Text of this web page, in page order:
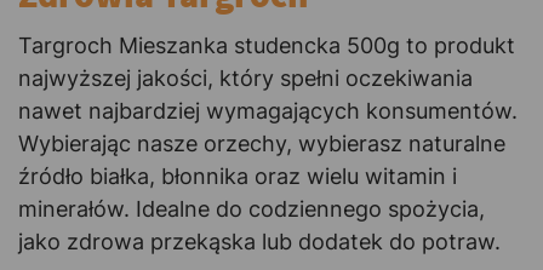
Targroch Mieszanka studencka 500g to produkt
najwyższej jakości, który spełni oczekiwania
nawet najbardziej wymagających konsumentów.
Wybierając nasze orzechy, wybierasz naturalne
źródło białka, błonnika oraz wielu witamin i
minerałów. Idealne do codziennego spożycia,
jako zdrowa przekąska lub dodatek do potraw.